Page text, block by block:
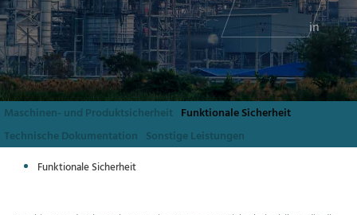
in
Maschinen- und Produktsicherheit Funktionale Sicherheit
Technische Dokumentation Sonstige Leistungen
Funktionale Sicherheit